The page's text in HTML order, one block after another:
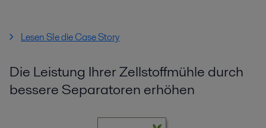
Lesen SIe die Case Story
Die Leistung Ihrer Zellstoffmühle durch
bessere Separatoren erhöhen